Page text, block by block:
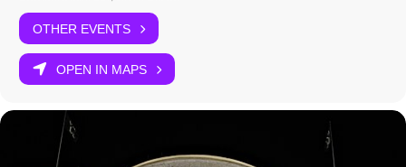
OTHER EVENTS
OPEN IN MAPS